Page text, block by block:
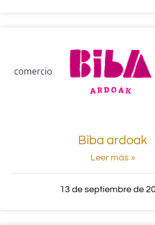
Biba ardoak
Leer más »
13 de septiembre de